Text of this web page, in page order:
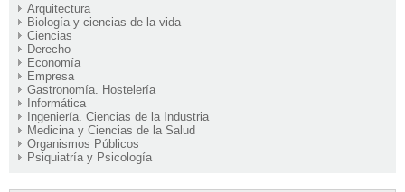
Arquitectura
Biología y ciencias de la vida
Ciencias
Derecho
Economía
Empresa
Gastronomía. Hostelería
Informática
Ingeniería. Ciencias de la Industria
Medicina y Ciencias de la Salud
Organismos Públicos
Psiquiatría y Psicología